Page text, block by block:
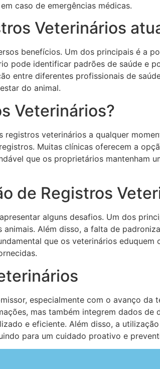
caso de emergências médicas.
Veterinários
benefícios. Um dos principais é a
pode identificar padrões de saúde e
entre diferentes profissionais de
do animal.
Veterinários?
registros veterinários a qualquer
Muitas clínicas oferecem a
que os proprietários mantenham
de Registros
alguns desafios. Um dos
animais. Além disso, a falta de
que os veterinários
especialmente com o avanço da
mas também integrem dados
e eficiente. Além disso, a
para um cuidado proativo e